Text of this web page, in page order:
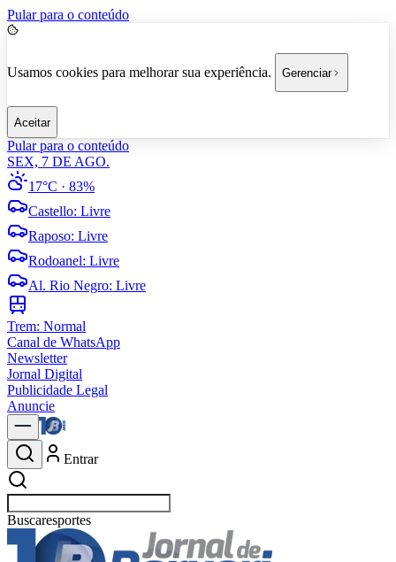
Pular para o conteúdo
Usamos cookies para melhorar sua experiência. Gerenciar
Aceitar
Pular para o conteúdo
SEX, 7 DE AGO.
17°C · 83%
Castello: Livre
Raposo: Livre
Rodoanel: Livre
Al. Rio Negro: Livre
Trem: Normal
Canal de WhatsApp
Newsletter
Jornal Digital
Publicidade Legal
Anuncie
Entrar
Buscar